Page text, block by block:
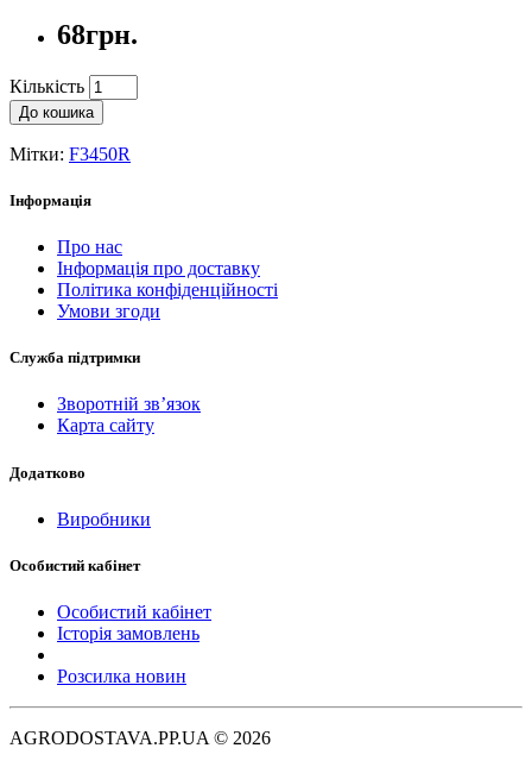
68грн.
Кількість
До кошика
Мітки: F3450R
Інформація
Про нас
Інформація про доставку
Політика конфіденційності
Умови згоди
Служба підтримки
Зворотній зв’язок
Карта сайту
Додатково
Виробники
Особистий кабінет
Особистий кабінет
Історія замовлень
Розсилка новин
AGRODOSTAVA.PP.UA © 2026